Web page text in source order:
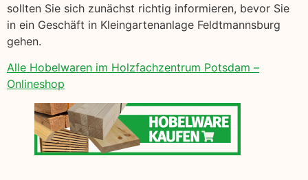
sollten Sie sich zunächst richtig informieren, bevor Sie
in ein Geschäft in Kleingartenanlage Feldtmannsburg
gehen.
Alle Hobelwaren im Holzfachzentrum Potsdam –
Onlineshop